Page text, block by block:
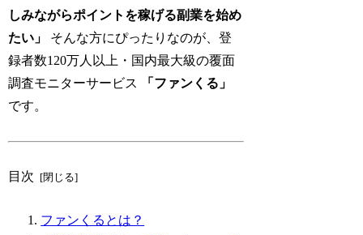
しみながらポイントを稼げる副業を始め
たい」
そんな方にぴったりなのが、登
録者数120万人以上・国内最大級の覆面
調査モニターサービス
「ファンくる」
です。
目次
ファンくるとは？